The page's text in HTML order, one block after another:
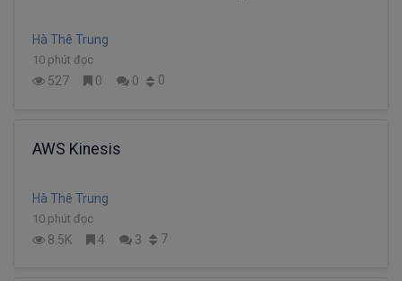
Hà Thê Trung
10 phút đọc
527 0 0 0
AWS Kinesis
Hà Thê Trung
10 phút đọc
8.5K 4 3 7